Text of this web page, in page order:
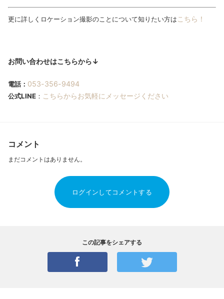
更に詳しくロケーション撮影のことについて知りたい方は こちら！
お問い合わせはこちらから↓
電話： 053-356-9494
公式LINE ： こちらからお気軽にメッセージください
コメント
まだコメントはありません。
ログインしてコメントする
この記事をシェアする